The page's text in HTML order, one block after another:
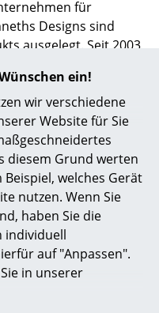
ein!
wir verschiedene
Website für Sie
diesem Grund werten
welches Gerät
nutzen. Wenn Sie
haben Sie die
individuell
auf "Anpassen".
in unserer
für
Designs sind
ausgelegt. Seit 2003
Industrielampen
Brite für seine Arbeit